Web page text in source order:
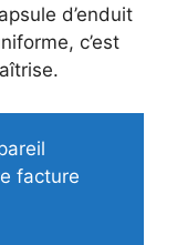
d’enduit
c’est
facture